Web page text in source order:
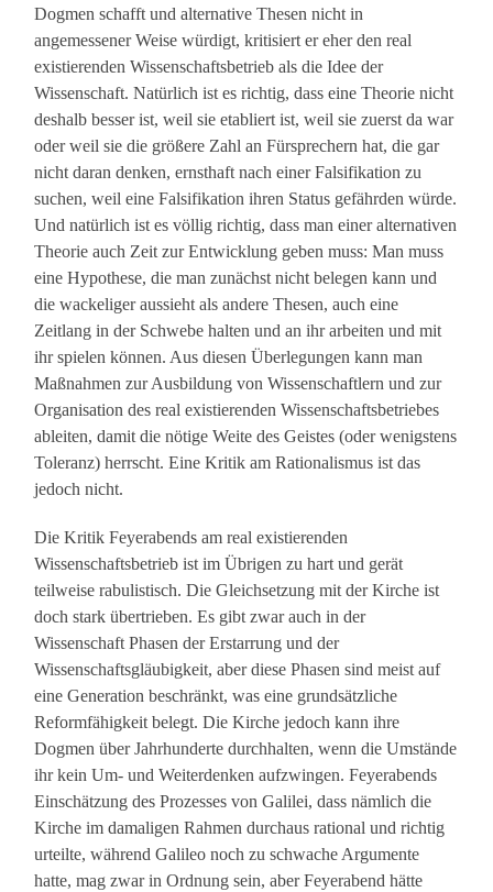
Dogmen schafft und alternative Thesen nicht in
angemessener Weise würdigt, kritisiert er eher den real
existierenden Wissenschaftsbetrieb als die Idee der
Wissenschaft. Natürlich ist es richtig, dass eine Theorie nicht
deshalb besser ist, weil sie etabliert ist, weil sie zuerst da war
oder weil sie die größere Zahl an Fürsprechern hat, die gar
nicht daran denken, ernsthaft nach einer Falsifikation zu
suchen, weil eine Falsifikation ihren Status gefährden würde.
Und natürlich ist es völlig richtig, dass man einer alternativen
Theorie auch Zeit zur Entwicklung geben muss: Man muss
eine Hypothese, die man zunächst nicht belegen kann und
die wackeliger aussieht als andere Thesen, auch eine
Zeitlang in der Schwebe halten und an ihr arbeiten und mit
ihr spielen können. Aus diesen Überlegungen kann man
Maßnahmen zur Ausbildung von Wissenschaftlern und zur
Organisation des real existierenden Wissenschaftsbetriebes
ableiten, damit die nötige Weite des Geistes (oder wenigstens
Toleranz) herrscht. Eine Kritik am Rationalismus ist das
jedoch nicht.
Die Kritik Feyerabends am real existierenden
Wissenschaftsbetrieb ist im Übrigen zu hart und gerät
teilweise rabulistisch. Die Gleichsetzung mit der Kirche ist
doch stark übertrieben. Es gibt zwar auch in der
Wissenschaft Phasen der Erstarrung und der
Wissenschaftsgläubigkeit, aber diese Phasen sind meist auf
eine Generation beschränkt, was eine grundsätzliche
Reformfähigkeit belegt. Die Kirche jedoch kann ihre
Dogmen über Jahrhunderte durchhalten, wenn die Umstände
ihr kein Um- und Weiterdenken aufzwingen. Feyerabends
Einschätzung des Prozesses von Galilei, dass nämlich die
Kirche im damaligen Rahmen durchaus rational und richtig
urteilte, während Galileo noch zu schwache Argumente
hatte, mag zwar in Ordnung sein, aber Feyerabend hätte